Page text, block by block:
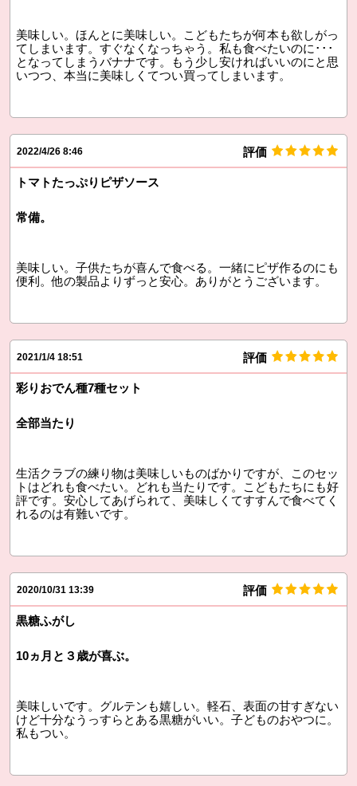
美味しい。ほんとに美味しい。こどもたちが何本も欲しがっ
てしまいます。すぐなくなっちゃう。私も食べたいのに･･･
となってしまうバナナです。もう少し安ければいいのにと思
いつつ、本当に美味しくてつい買ってしまいます。
2022/4/26 8:46 評価
トマトたっぷりピザソース
常備。
美味しい。子供たちが喜んで食べる。一緒にピザ作るのにも
便利。他の製品よりずっと安心。ありがとうございます。
2021/1/4 18:51 評価
彩りおでん種7種セット
全部当たり
生活クラブの練り物は美味しいものばかりですが、このセッ
トはどれも食べたい。どれも当たりです。こどもたちにも好
評です。安心してあげられて、美味しくてすすんで食べてく
れるのは有難いです。
2020/10/31 13:39 評価
黒糖ふがし
10ヵ月と３歳が喜ぶ。
美味しいです。グルテンも嬉しい。軽石、表面の甘すぎない
けど十分なうっすらとある黒糖がいい。子どものおやつに。
私もつい。